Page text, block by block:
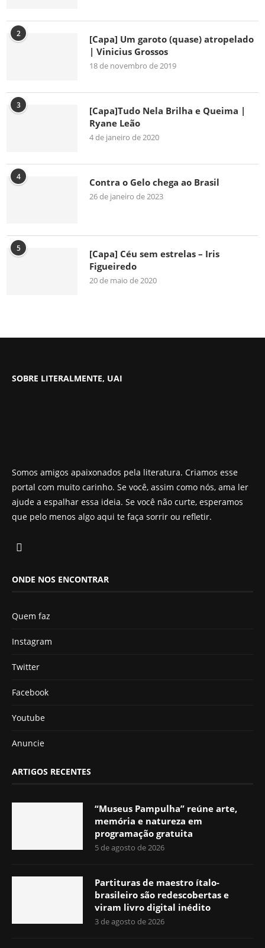
2
[Capa] Um garoto (quase) atropelado
| Vinicius Grossos
18 de novembro de 2019
3
[Capa]Tudo Nela Brilha e Queima |
Ryane Leão
4 de janeiro de 2020
4 Contra o Gelo chega ao Brasil
26 de janeiro de 2023
5
[Capa] Céu sem estrelas – Iris
Figueiredo
20 de maio de 2020
SOBRE LITERALMENTE, UAI
Somos amigos apaixonados pela literatura. Criamos esse
portal com muito carinho. Se você, assim como nós, ama ler
ajude a espalhar essa ideia. Se você não curte, esperamos
que pelo menos algo aqui te faça sorrir ou refletir.
ONDE NOS ENCONTRAR
Quem faz
Instagram
Twitter
Facebook
Youtube
Anuncie
ARTIGOS RECENTES
“Museus Pampulha” reúne arte,
memória e natureza em
programação gratuita
5 de agosto de 2026
Partituras de maestro ítalo-
brasileiro são redescobertas e
viram livro digital inédito
3 de agosto de 2026